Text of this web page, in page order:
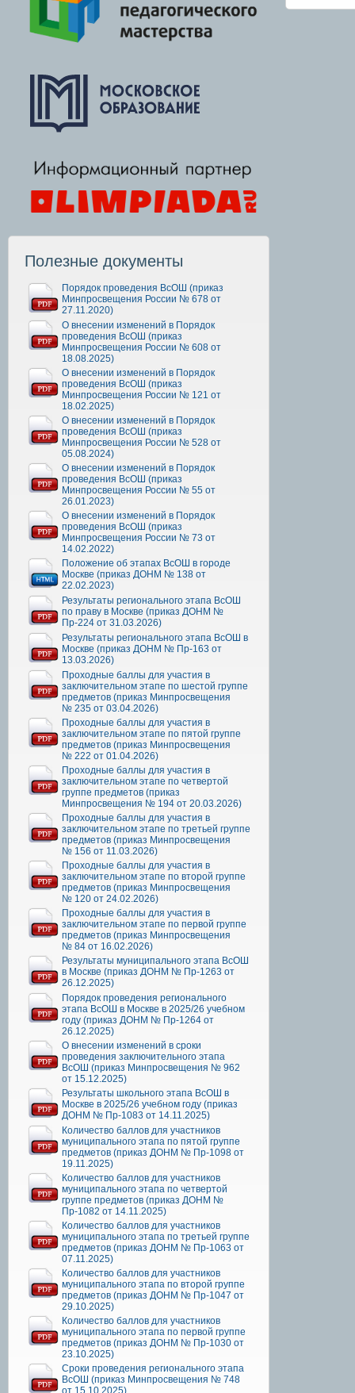
Полезные документы
Порядок проведения ВсОШ (приказ
Минпросвещения России № 678 от
27.11.2020)
О внесении изменений в Порядок
проведения ВсОШ (приказ
Минпросвещения России № 608 от
18.08.2025)
О внесении изменений в Порядок
проведения ВсОШ (приказ
Минпросвещения России № 121 от
18.02.2025)
О внесении изменений в Порядок
проведения ВсОШ (приказ
Минпросвещения России № 528 от
05.08.2024)
О внесении изменений в Порядок
проведения ВсОШ (приказ
Минпросвещения России № 55 от
26.01.2023)
О внесении изменений в Порядок
проведения ВсОШ (приказ
Минпросвещения России № 73 от
14.02.2022)
Положение об этапах ВсОШ в городе
Москве (приказ ДОНМ № 138 от
22.02.2023)
Результаты регионального этапа ВсОШ
по праву в Москве (приказ ДОНМ №
Пр-224 от 31.03.2026)
Результаты регионального этапа ВсОШ в
Москве (приказ ДОНМ № Пр-163 от
13.03.2026)
Проходные баллы для участия в
заключительном этапе по шестой группе
предметов (приказ Минпросвещения
№ 235 от 03.04.2026)
Проходные баллы для участия в
заключительном этапе по пятой группе
предметов (приказ Минпросвещения
№ 222 от 01.04.2026)
Проходные баллы для участия в
заключительном этапе по четвертой
группе предметов (приказ
Минпросвещения № 194 от 20.03.2026)
Проходные баллы для участия в
заключительном этапе по третьей группе
предметов (приказ Минпросвещения
№ 156 от 11.03.2026)
Проходные баллы для участия в
заключительном этапе по второй группе
предметов (приказ Минпросвещения
№ 120 от 24.02.2026)
Проходные баллы для участия в
заключительном этапе по первой группе
предметов (приказ Минпросвещения
№ 84 от 16.02.2026)
Результаты муниципального этапа ВсОШ
в Москве (приказ ДОНМ № Пр-1263 от
26.12.2025)
Порядок проведения регионального
этапа ВсОШ в Москве в 2025/26 учебном
году (приказ ДОНМ № Пр-1264 от
26.12.2025)
О внесении изменений в сроки
проведения заключительного этапа
ВсОШ (приказ Минпросвещения № 962
от 15.12.2025)
Результаты школьного этапа ВсОШ в
Москве в 2025/26 учебном году (приказ
ДОНМ № Пр-1083 от 14.11.2025)
Количество баллов для участников
муниципального этапа по пятой группе
предметов (приказ ДОНМ № Пр-1098 от
19.11.2025)
Количество баллов для участников
муниципального этапа по четвертой
группе предметов (приказ ДОНМ №
Пр-1082 от 14.11.2025)
Количество баллов для участников
муниципального этапа по третьей группе
предметов (приказ ДОНМ № Пр-1063 от
07.11.2025)
Количество баллов для участников
муниципального этапа по второй группе
предметов (приказ ДОНМ № Пр-1047 от
29.10.2025)
Количество баллов для участников
муниципального этапа по первой группе
предметов (приказ ДОНМ № Пр-1030 от
23.10.2025)
Сроки проведения регионального этапа
ВсОШ (приказ Минпросвещения № 748
от 15.10.2025)